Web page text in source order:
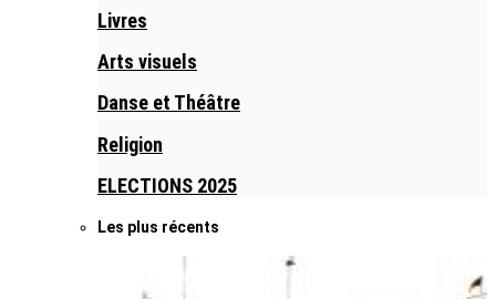
Livres
Arts visuels
Danse et Théâtre
Religion
ELECTIONS 2025
Les plus récents